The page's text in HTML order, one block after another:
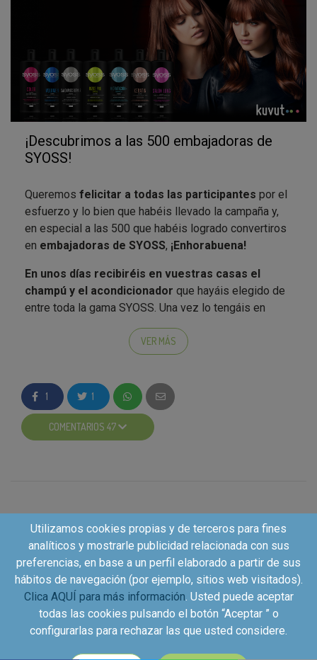
¡Descubrimos a las 500 embajadoras de
SYOSS!
Queremos felicitar a todas las participantes por el
esfuerzo y lo bien que habéis llevado la campaña y,
en especial a las 500 que habéis logrado convertiros
en embajadoras de SYOSS, ¡Enhorabuena!
En unos días recibiréis en vuestras casas el
champú y el acondicionador que hayáis elegido de
entre toda la gama SYOSS. Una vez lo tengáis en
recién salidas de la peluquería;)
vuestra mayor colaboración
lanzamos el
foto-concurso “Siéntete como recién
salida de la peluquería”en el que queremos que nos
mostréis el productoque habéis recibido y los
de cosmética profesional: usad un
fondo negro y
ropa negra
, haciendo que el protagonista absoluto
sea el
cabello … ¡Como si estuvierais en una
sesión
de fotografía profesional
! NO olvidéis de usar los
hashtag de campaña #SoySyoss
#ResultadosProfesionales
y mencionar a
@syoss
en el post.
¡Estamos deseando ver todas vuestras fotos! Y, en
VER MÁS
1 1
COMENTARIOS 47
Utilizamos cookies propias y de terceros para fines
analíticos y mostrarle publicidad relacionada con sus
preferencias, en base a un perfil elaborado a partir de sus
hábitos de navegación (por ejemplo, sitios web visitados).
Clica AQUÍ para más información. Usted puede aceptar
todas las cookies pulsando el botón “Aceptar ” o
configurarlas para rechazar las que usted considere.